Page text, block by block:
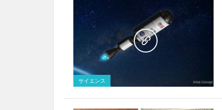
サイエンス